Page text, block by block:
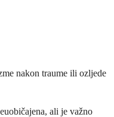
nakon traume ili ozljede
ali je važno